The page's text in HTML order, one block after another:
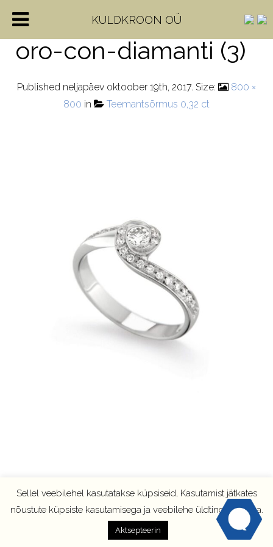
anello-solitario-in-
oro-con-diamanti (3)
Published neljapäev oktoober 19th, 2017. Size:
800 ×
800 in Teemantsõrmus 0,32 ct
Sellel veebilehel kasutatakse küpsiseid, Kasutamist jätkates
nõustute küpsiste kasutamisega ja veebilehe üldtingimustega.
Aktsepteerin
KULDKROON OÜ